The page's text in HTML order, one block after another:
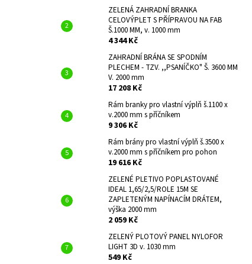
ZELENÁ ZAHRADNÍ BRANKA
CELOVÝPLET S PŘÍPRAVOU NA FAB
Š.1000 MM, v. 1000 mm
4 344 Kč
ZAHRADNÍ BRÁNA SE SPODNÍM
PLECHEM - TZV. ,,PSANÍČKO" Š. 3600 MM
V. 2000 mm
17 208 Kč
Rám branky pro vlastní výplň š.1100 x
v.2000 mm s příčníkem
9 306 Kč
Rám brány pro vlastní výplň š.3500 x
v.2000 mm s příčníkem pro pohon
19 616 Kč
ZELENÉ PLETIVO POPLASTOVANÉ
IDEAL 1,65/2,5/ROLE 15M SE
ZAPLETENÝM NAPÍNACÍM DRÁTEM,
výška 2000 mm
2 059 Kč
ZELENÝ PLOTOVÝ PANEL NYLOFOR
LIGHT 3D v. 1030 mm
549 Kč